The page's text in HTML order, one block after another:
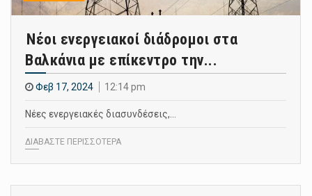
Νέοι ενεργειακοί διάδρομοι στα
Βαλκάνια με επίκεντρο την...
Φεβ 17, 2024 12:14 pm
Νέες ενεργειακές διασυνδέσεις,…
ΔΙΑΒΑΣΤΕ ΠΕΡΙΣΣΟΤΕΡΑ